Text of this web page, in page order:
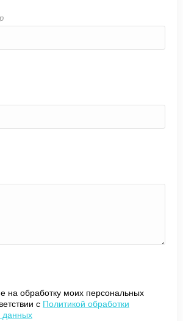
на обработку моих персональных
с Политикой обработки
данных